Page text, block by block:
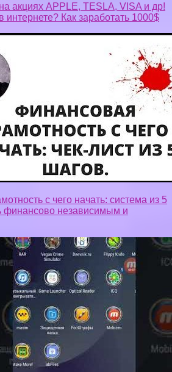
акциях APPLE, TESLA, VISA и др!
интернете? Как заработать 1000$
с чего начать: система из 5
финансово независимым и